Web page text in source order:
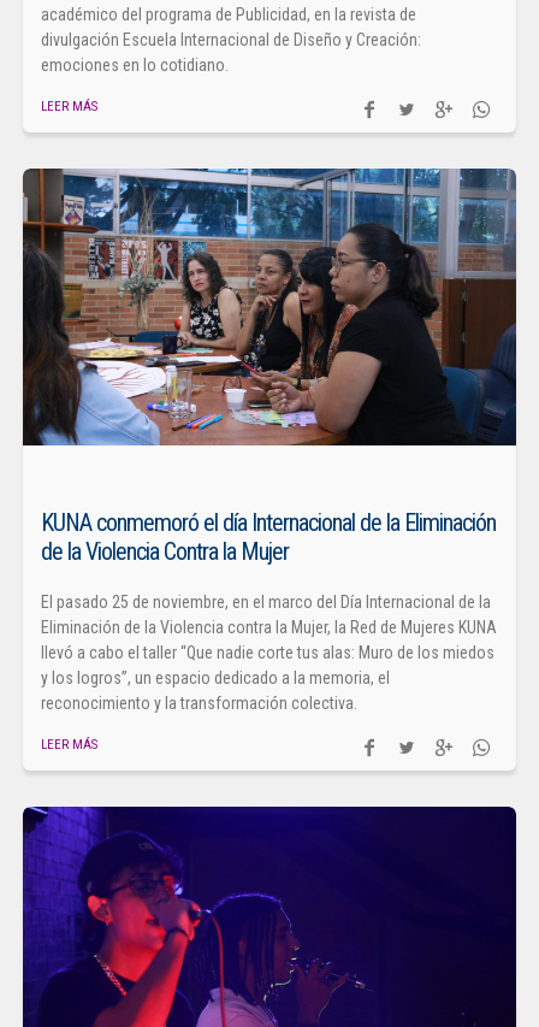
académico del programa de Publicidad, en la revista de
divulgación Escuela Internacional de Diseño y Creación:
emociones en lo cotidiano.
LEER MÁS
KUNA conmemoró el día Internacional de la Eliminación
de la Violencia Contra la Mujer
El pasado 25 de noviembre, en el marco del Día Internacional de la
Eliminación de la Violencia contra la Mujer, la Red de Mujeres KUNA
llevó a cabo el taller “Que nadie corte tus alas: Muro de los miedos
y los logros”, un espacio dedicado a la memoria, el
reconocimiento y la transformación colectiva.
LEER MÁS